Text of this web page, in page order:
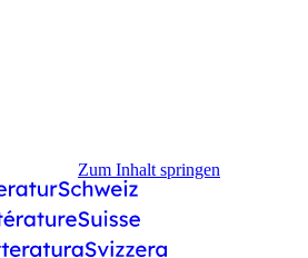
Zum Inhalt springen